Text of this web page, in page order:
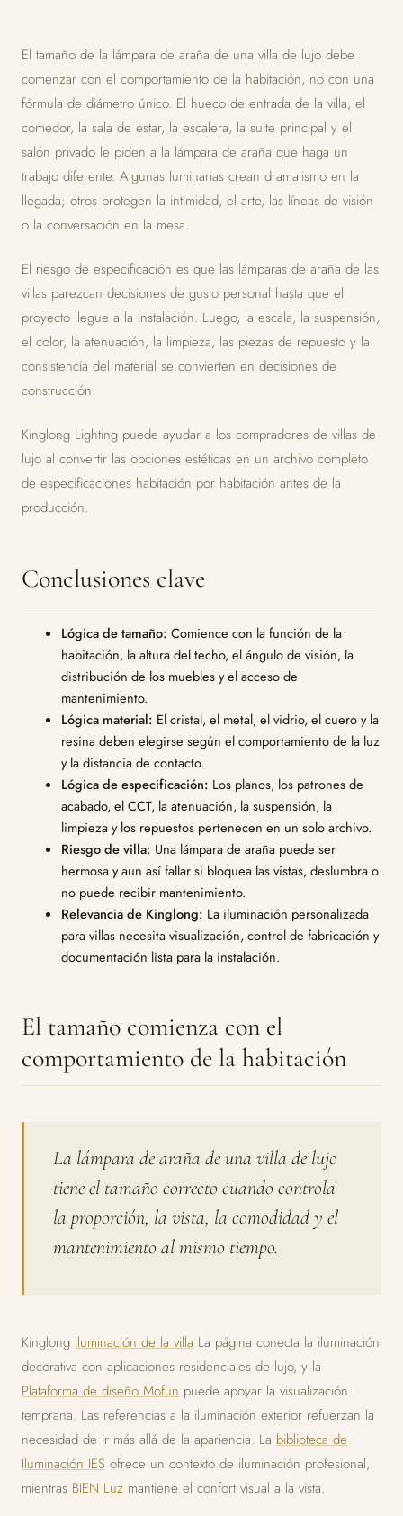
El tamaño de la lámpara de araña de una villa de lujo debe
comenzar con el comportamiento de la habitación, no con una
fórmula de diámetro único. El hueco de entrada de la villa, el
comedor, la sala de estar, la escalera, la suite principal y el
salón privado le piden a la lámpara de araña que haga un
trabajo diferente. Algunas luminarias crean dramatismo en la
llegada; otros protegen la intimidad, el arte, las líneas de visión
o la conversación en la mesa.
El riesgo de especificación es que las lámparas de araña de las
villas parezcan decisiones de gusto personal hasta que el
proyecto llegue a la instalación. Luego, la escala, la suspensión,
el color, la atenuación, la limpieza, las piezas de repuesto y la
consistencia del material se convierten en decisiones de
construcción.
Kinglong Lighting puede ayudar a los compradores de villas de
lujo al convertir las opciones estéticas en un archivo completo
de especificaciones habitación por habitación antes de la
producción.
Conclusiones clave
Lógica de tamaño: Comience con la función de la
habitación, la altura del techo, el ángulo de visión, la
distribución de los muebles y el acceso de
mantenimiento.
Lógica material: El cristal, el metal, el vidrio, el cuero y la
resina deben elegirse según el comportamiento de la luz
y la distancia de contacto.
Lógica de especificación: Los planos, los patrones de
acabado, el CCT, la atenuación, la suspensión, la
limpieza y los repuestos pertenecen en un solo archivo.
Riesgo de villa: Una lámpara de araña puede ser
hermosa y aun así fallar si bloquea las vistas, deslumbra o
no puede recibir mantenimiento.
Relevancia de Kinglong: La iluminación personalizada
para villas necesita visualización, control de fabricación y
documentación lista para la instalación.
El tamaño comienza con el
comportamiento de la habitación
La lámpara de araña de una villa de lujo
tiene el tamaño correcto cuando controla
la proporción, la vista, la comodidad y el
mantenimiento al mismo tiempo.
Kinglong iluminación de la villa La página conecta la iluminación
decorativa con aplicaciones residenciales de lujo, y la
Plataforma de diseño Mofun puede apoyar la visualización
temprana. Las referencias a la iluminación exterior refuerzan la
necesidad de ir más allá de la apariencia. La biblioteca de
Iluminación IES ofrece un contexto de iluminación profesional,
mientras BIEN Luz mantiene el confort visual a la vista.